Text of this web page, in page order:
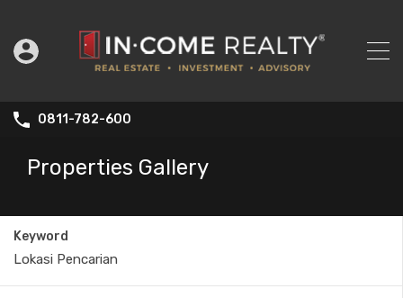
0811-782-600
Properties Gallery
Keyword